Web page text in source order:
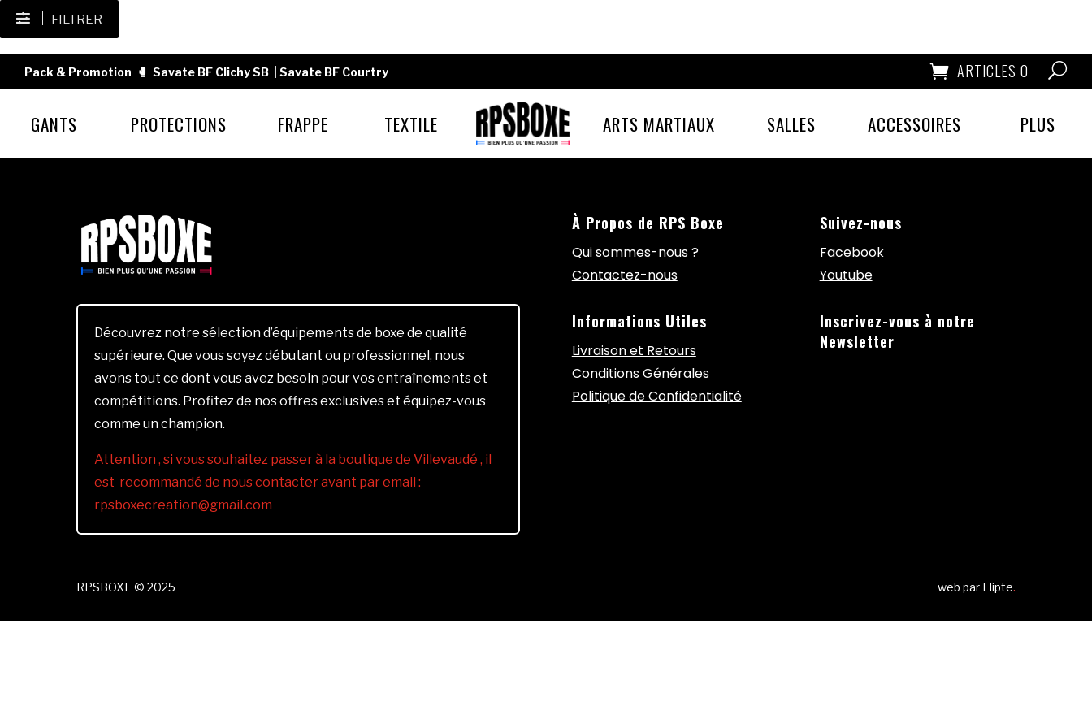
FILTRER
Pack & Promotion 🥊 Savate BF Clichy SB Savate BF Courtry ARTICLES 0
GANTS PROTECTIONS FRAPPE TEXTILE ARTS MARTIAUX SALLES ACCESSOIRES PLUS
Découvrez notre sélection d’équipements de boxe de qualité
supérieure. Que vous soyez débutant ou professionnel, nous
avons tout ce dont vous avez besoin pour vos entraînements et
compétitions. Profitez de nos offres exclusives et équipez-vous
comme un champion.
Attention , si vous souhaitez passer à la boutique de Villevaudé , il
est recommandé de nous contacter avant par email :
rpsboxecreation@gmail.com
À Propos de RPS Boxe
Qui sommes-nous ?
Contactez-nous
Informations Utiles
Livraison et Retours
Conditions Générales
Politique de Confidentialité
Suivez-nous
Facebook
Youtube
Inscrivez-vous à notre
Newsletter
RPSBOXE © 2025 web par Elipte.